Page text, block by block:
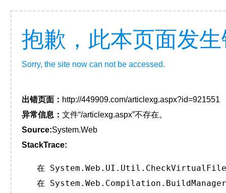
抱歉，此本页面发
Sorry, the site now can not be accessed.
出错页面： http://449909.com/articlexg.aspx?id=921551
异常信息： 文件“/articlexg.aspx”不存在。
Source:System.Web
StackTrace:
在
在